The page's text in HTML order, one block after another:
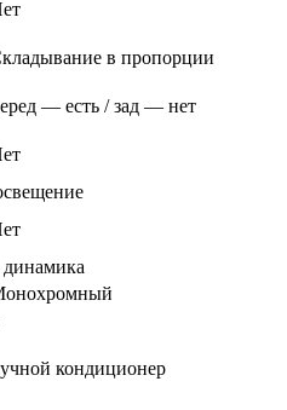
в пропорции
— есть / зад — нет
динамика
кондиционер